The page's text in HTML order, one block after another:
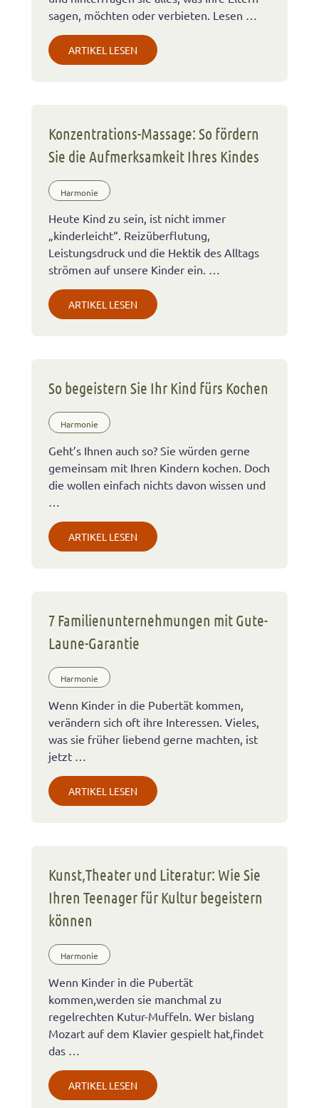
sagen, möchten oder verbieten. Lesen …
ARTIKEL LESEN
Konzentrations-Massage: So fördern
Sie die Aufmerksamkeit Ihres Kindes
Harmonie
Heute Kind zu sein, ist nicht immer
„kinderleicht“. Reizüberflutung,
Leistungsdruck und die Hektik des Alltags
strömen auf unsere Kinder ein. …
ARTIKEL LESEN
So begeistern Sie Ihr Kind fürs Kochen
Harmonie
Geht’s Ihnen auch so? Sie würden gerne
gemeinsam mit Ihren Kindern kochen. Doch
die wollen einfach nichts davon wissen und
ARTIKEL LESEN
7 Familienunternehmungen mit Gute-
Laune-Garantie
Harmonie
Wenn Kinder in die Pubertät kommen,
verändern sich oft ihre Interessen. Vieles,
was sie früher liebend gerne machten, ist
jetzt …
ARTIKEL LESEN
Kunst,Theater und Literatur: Wie Sie
Ihren Teenager für Kultur begeistern
können
Harmonie
Wenn Kinder in die Pubertät
kommen,werden sie manchmal zu
regelrechten Kutur-Muffeln. Wer bislang
Mozart auf dem Klavier gespielt hat,findet
das …
ARTIKEL LESEN